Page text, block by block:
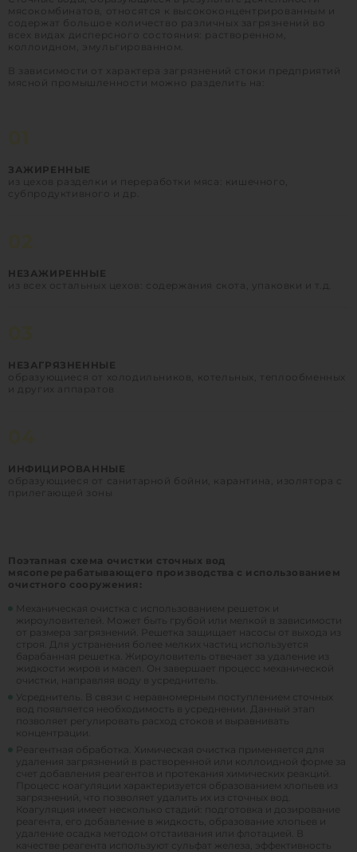
мясокомбинатов, относятся к высококонцентрированным и
содержат большое количество различных загрязнений во
всех видах дисперсного состояния: растворенном,
коллоидном, эмульгированном.
В зависимости от характера загрязнений стоки предприятий
мясной промышленности можно разделить на:
ЗАЖИРЕННЫЕ
из цехов разделки и переработки мяса: кишечного,
субпродуктивного и др.
НЕЗАЖИРЕННЫЕ
из всех остальных цехов: содержания скота, упаковки и т.д.
НЕЗАГРЯЗНЕННЫЕ
образующиеся от холодильников, котельных, теплообменных
и других аппаратов
ИНФИЦИРОВАННЫЕ
образующиеся от санитарной бойни, карантина, изолятора с
прилегающей зоны
Поэтапная схема очистки сточных вод
мясоперерабатывающего производства с использованием
очистного сооружения:
Механическая очистка с использованием решеток и
жироуловителей. Может быть грубой или мелкой в зависимости
от размера загрязнений. Решетка защищает насосы от выхода из
строя. Для устранения более мелких частиц используется
барабанная решетка. Жироуловитель отвечает за удаление из
жидкости жиров и масел. Он завершает процесс механической
очистки, направляя воду в усреднитель.
Усреднитель. В связи с неравномерным поступлением сточных
вод появляется необходимость в усреднении. Данный этап
позволяет регулировать расход стоков и выравнивать
концентрации.
Реагентная обработка. Химическая очистка применяется для
удаления загрязнений в растворенной или коллоидной форме за
счет добавления реагентов и протекания химических реакций.
Процесс коагуляции характеризуется образованием хлопьев из
загрязнений, что позволяет удалить их из сточных вод.
Коагуляция имеет несколько стадий: подготовка и дозирование
реагента, его добавление в жидкость, образование хлопьев и
удаление осадка методом отстаивания или флотацией. В
качестве реагента используют сульфат железа, эффективность